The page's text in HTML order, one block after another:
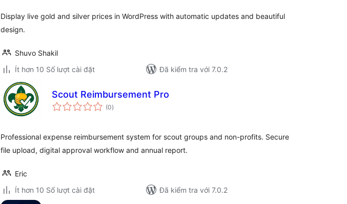
Display live gold and silver prices in WordPress with automatic updates and beautiful
design.
Shuvo Shakil
Ít hơn 10 Số lượt cài đặt
Đã kiểm tra với 7.0.2
Scout Reimbursement Pro
(0tổng
đánh
)
Professional expense reimbursement system for scout groups and non-profits. Secure
file upload, digital approval workflow and annual report.
Eric
Ít hơn 10 Số lượt cài đặt
Đã kiểm tra với 7.0.2